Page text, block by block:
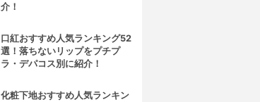
介！
口紅おすすめ人気ランキング52
選！落ちないリップをプチプ
ラ・デパコス別に紹介！
化粧下地おすすめ人気ランキン